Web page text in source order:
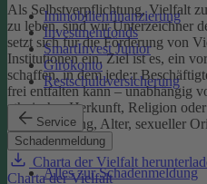
Immobilienfinanzierung
Investmentfonds
SmartInvest Junior
Girokonto
Restschuldversicherung
Service
Schadenmeldung
Alles zur Schadenmeldung
Als Selbstverpflichtung, Vielfalt
zu leben, sind wir Unterzeichner
setzt sich für die Förderung von
Institutionen ein.Ziel ist es, ein
schaffen, in dem jede:r
frei entfalten kann – unabhängig
ethnischer Herkunft, Religion
Einschränkung, Alter, sexueller
Identität.
Charta der Vielfalt
Charta der Vielfalt